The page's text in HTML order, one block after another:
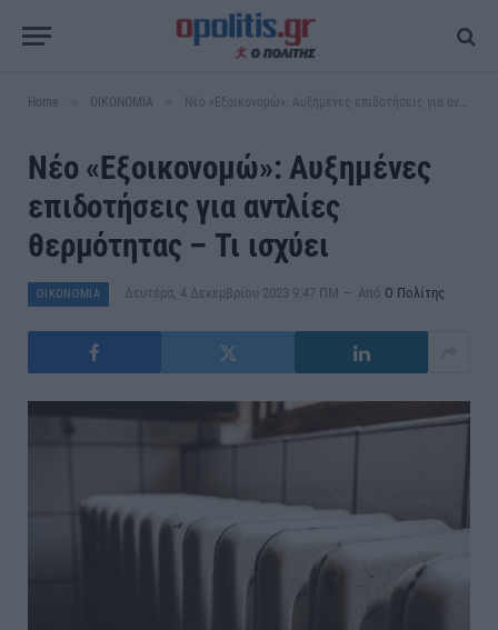
Home ΟΙΚΟΝΟΜΙΑ Νέο «Εξοικονομώ»: Αυξημένες επιδοτήσεις για αντλίες θερμότητας – Τι ισχύει
Νέο «Εξοικονομώ»: Αυξημένες
επιδοτήσεις για αντλίες
θερμότητας – Τι ισχύει
ΟΙΚΟΝΟΜΙΑ Δευτέρα, 4 Δεκεμβρίου 2023 9:47 ΠΜ Από Ο Πολίτης